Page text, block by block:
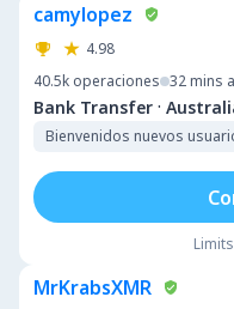
camylopez
4.98
40.5k operaciones 32 mins
Bank Transfer ·
Bienvenidos nuevos
MrKrabsXMR